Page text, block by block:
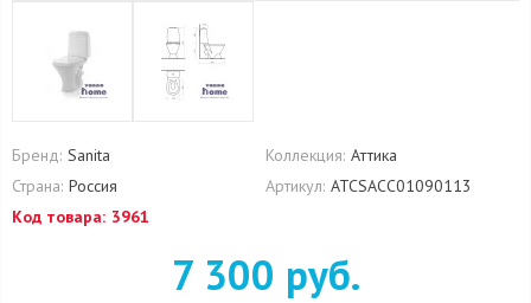
Бренд: Sanita Коллекция: Аттика
Страна: Россия Артикул: ATCSACC01090113
Код товара: 3961
7 300 руб.